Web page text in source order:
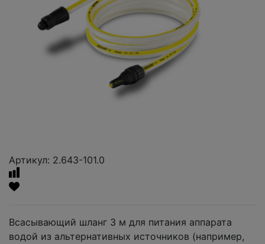
Артикул: 2.643-101.0
Всасывающий шланг 3 м для питания аппарата
водой из альтернативных источников (например,